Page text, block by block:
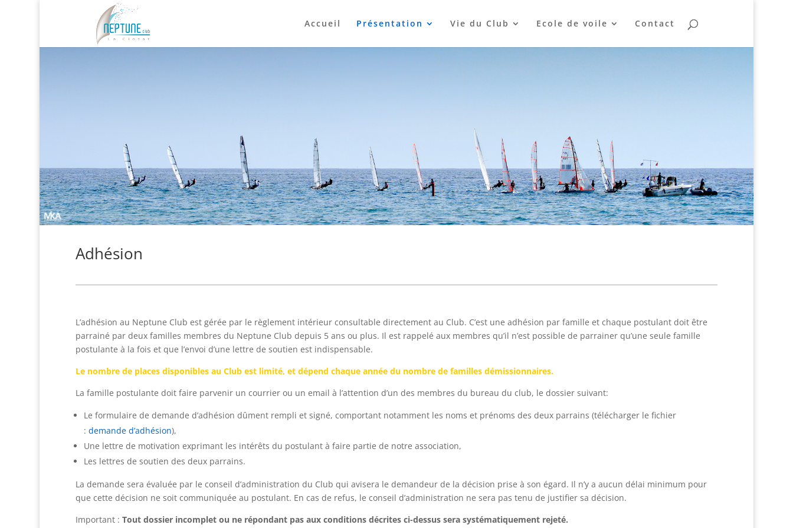
Accueil Présentation Vie du Club Ecole de voile Contact
Adhésion
L’adhésion au Neptune Club est gérée par le règlement intérieur consultable directement au Club. C’est une adhésion par famille et chaque postulant doit être
parrainé par deux familles membres du Neptune Club depuis 5 ans ou plus. Il est rappelé aux membres qu’il n’est possible de parrainer qu’une seule famille
postulante à la fois et que l’envoi d’une lettre de soutien est indispensable.
Le nombre de places disponibles au Club est limité, et dépend chaque année du nombre de familles démissionnaires.
La famille postulante doit faire parvenir un courrier ou un email à l’attention d’un des membres du bureau du club, le dossier suivant:
Le formulaire de demande d’adhésion dûment rempli et signé, comportant notamment les noms et prénoms des deux parrains (télécharger le fichier
: demande d’adhésion),
Une lettre de motivation exprimant les intérêts du postulant à faire partie de notre association,
Les lettres de soutien des deux parrains.
La demande sera évaluée par le conseil d’administration du Club qui avisera le demandeur de la décision prise à son égard. Il n’y a aucun délai minimum pour
que cette décision ne soit communiquée au postulant. En cas de refus, le conseil d’administration ne sera pas tenu de justifier sa décision.
Important : Tout dossier incomplet ou ne répondant pas aux conditions décrites ci-dessus sera systématiquement rejeté.